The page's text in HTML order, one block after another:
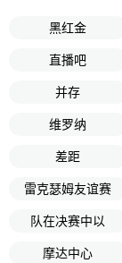
黑红金
直播吧
并存
维罗纳
差距
雷克瑟姆友谊赛
队在决赛中以
摩达中心